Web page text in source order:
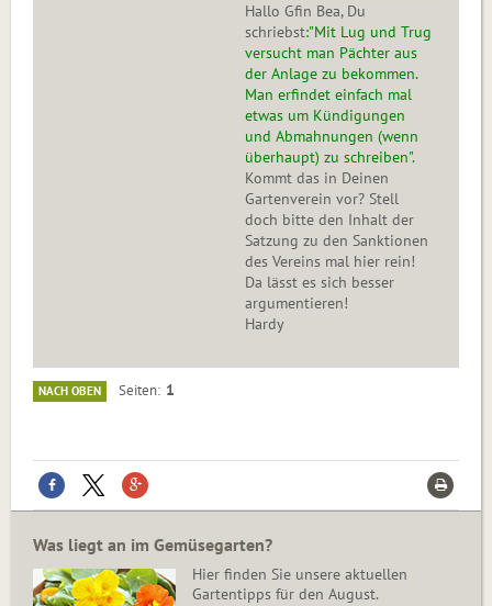
Hallo Gfin Bea, Du
schriebst:"Mit Lug und Trug
versucht man Pächter aus
der Anlage zu bekommen.
Man erfindet einfach mal
etwas um Kündigungen
und Abmahnungen (wenn
überhaupt) zu schreiben".
Kommt das in Deinen
Gartenverein vor? Stell
doch bitte den Inhalt der
Satzung zu den Sanktionen
des Vereins mal hier rein!
Da lässt es sich besser
argumentieren!
Hardy
NACH OBEN Seiten 1
Was liegt an im Gemüsegarten?
Hier finden Sie unsere aktuellen
Gartentipps für den August.